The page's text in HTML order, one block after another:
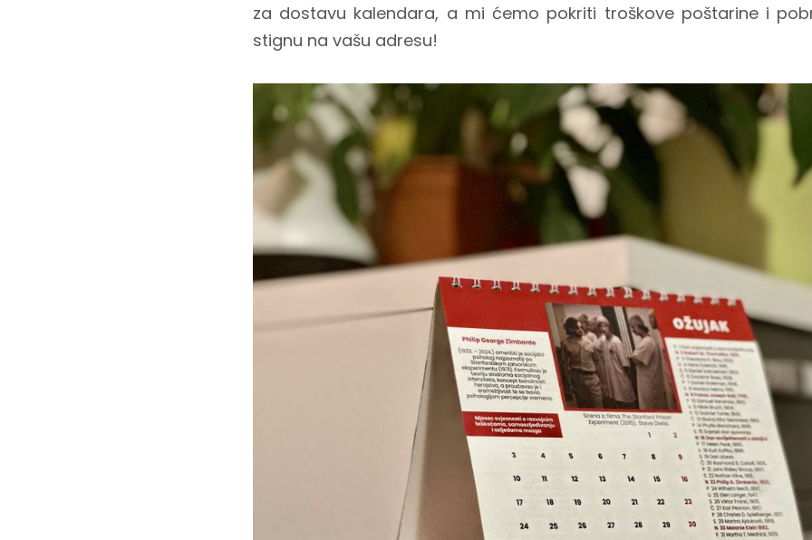
za dostavu kalendara, a mi ćemo pokriti troškove poštarine i
stignu na vašu adresu!